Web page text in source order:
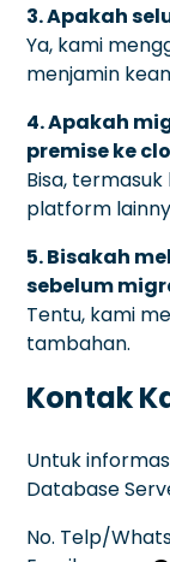
3. Apakah
Ya, kami
menjamin
4. Apakah
premise ke
Bisa, termasuk
platform
5. Bisakah
sebelum
Tentu, kami
tambahan.
Kontak
Untuk
Database
No. Telp/